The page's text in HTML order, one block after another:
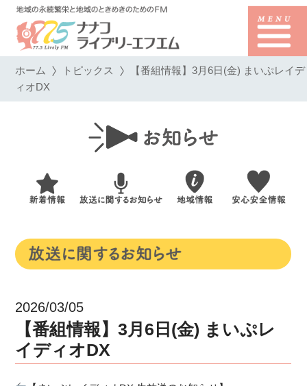
ホーム トピックス 【番組情報】3月6日(金) まいぷレイデ
ィオDX
2026/03/05
【番組情報】3月6日(金) まいぷレ
イディオDX